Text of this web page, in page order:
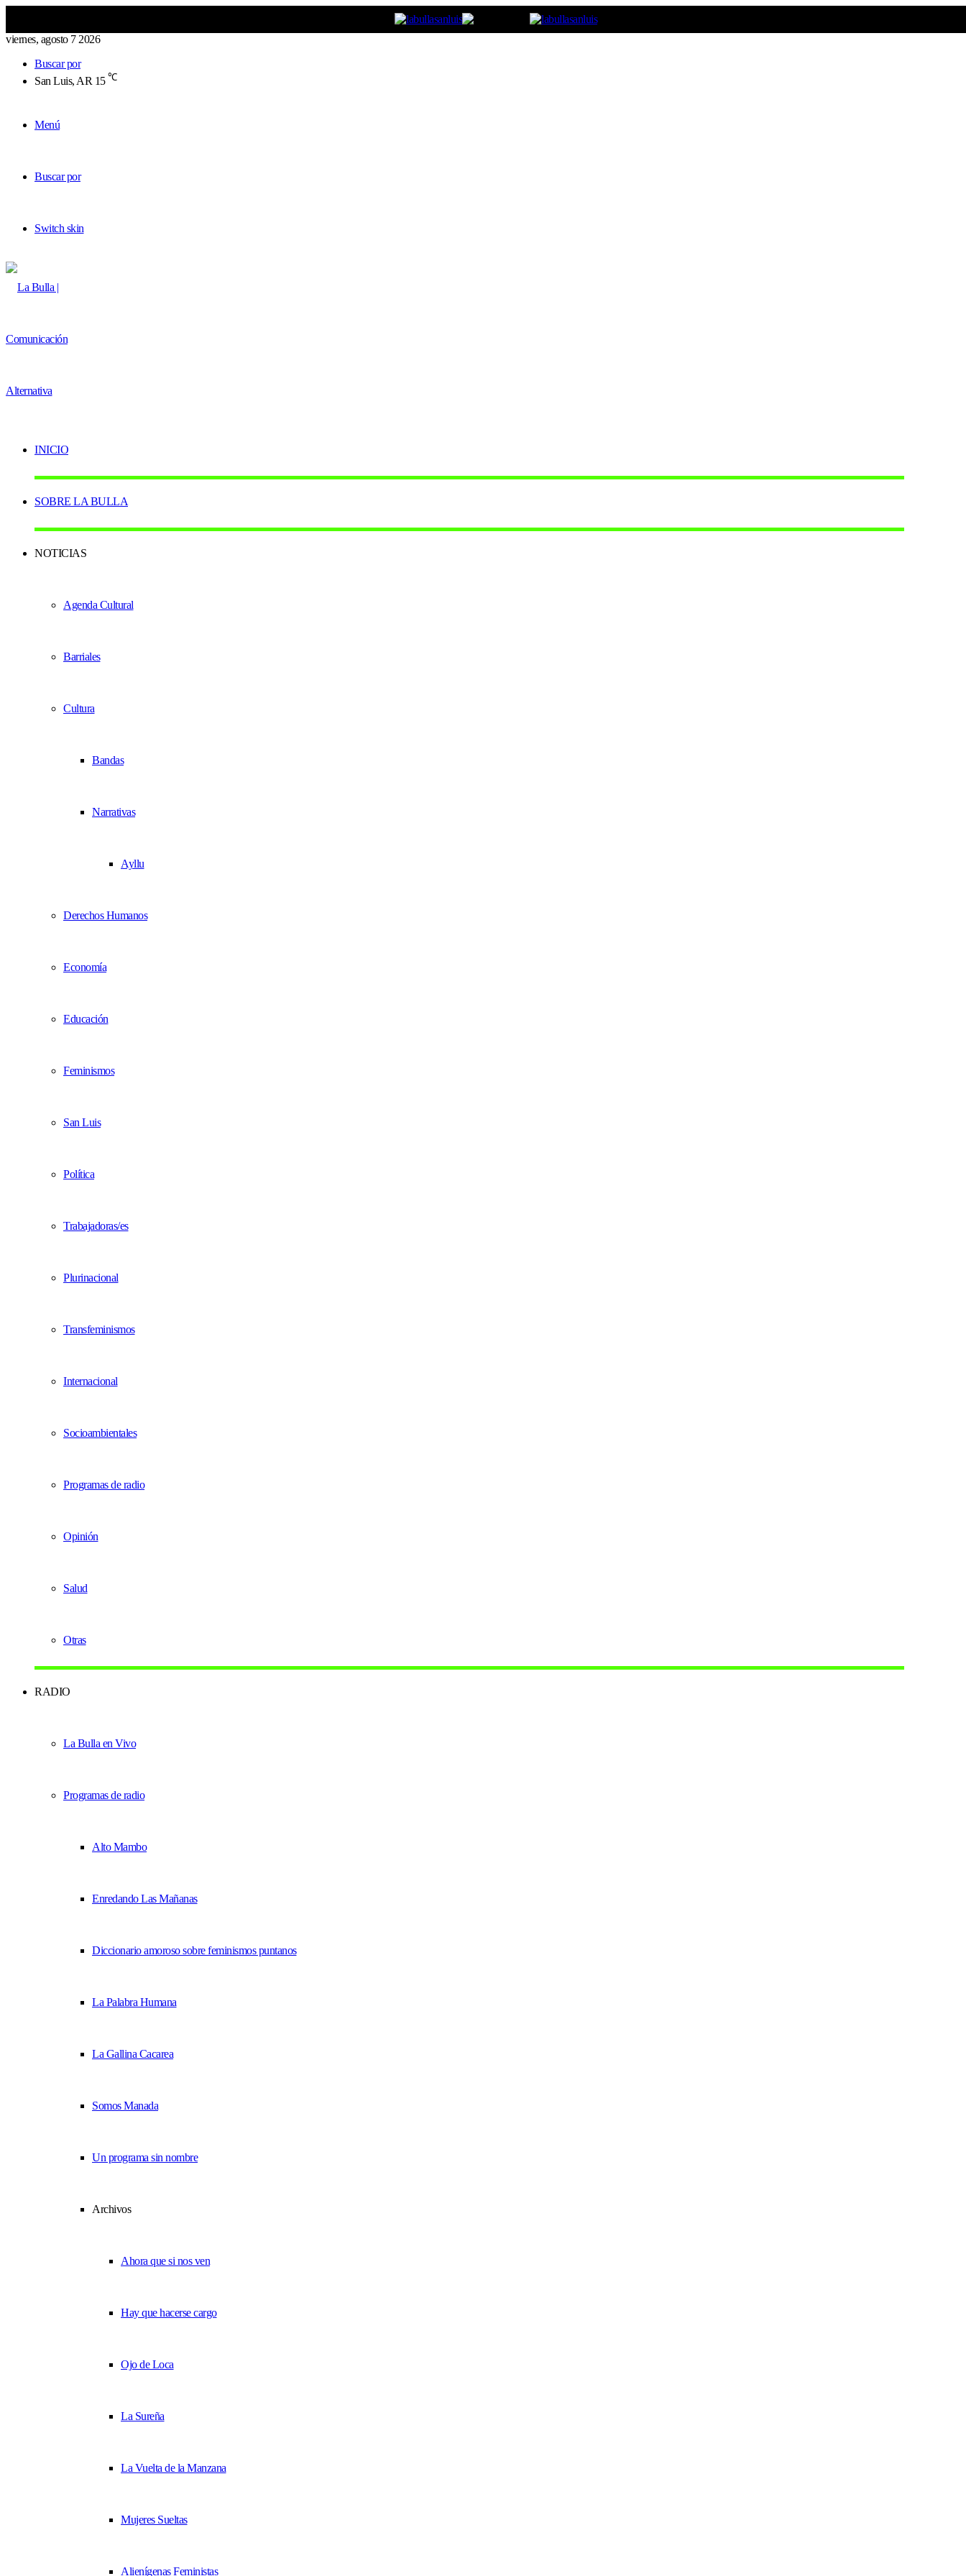
viernes, agosto 7 2026
Buscar por
San Luis, AR 15 ℃
Menú
Buscar por
Switch skin
INICIO
SOBRE LA BULLA
NOTICIAS
Agenda Cultural
Barriales
Cultura
Bandas
Narrativas
Ayllu
Derechos Humanos
Economía
Educación
Feminismos
San Luis
Política
Trabajadoras/es
Plurinacional
Transfeminismos
Internacional
Socioambientales
Programas de radio
Opinión
Salud
Otras
RADIO
La Bulla en Vivo
Programas de radio
Alto Mambo
Enredando Las Mañanas
Diccionario amoroso sobre feminismos puntanos
La Palabra Humana
La Gallina Cacarea
Somos Manada
Un programa sin nombre
Archivos
Ahora que si nos ven
Hay que hacerse cargo
Ojo de Loca
La Sureña
La Vuelta de la Manzana
Mujeres Sueltas
Alienígenas Feministas